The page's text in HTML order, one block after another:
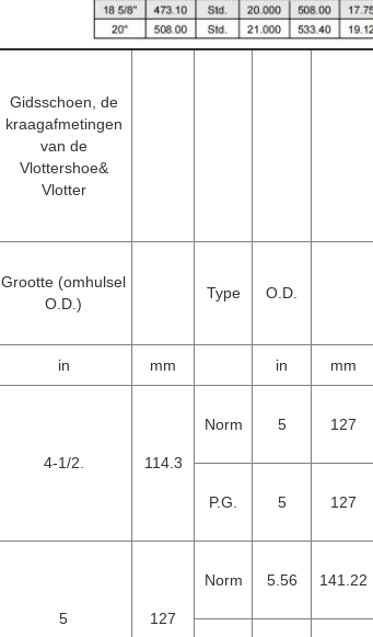
Gidsschoen, de
kraagafmetingen
van de
Vlottershoe&
Vlotter
Grootte (omhulsel
O.D.)
Type O.D.
in mm in mm
4-1/2. 114.3
Norm 5 127
P.G. 5 127
5 127
Norm 5.56 141.22